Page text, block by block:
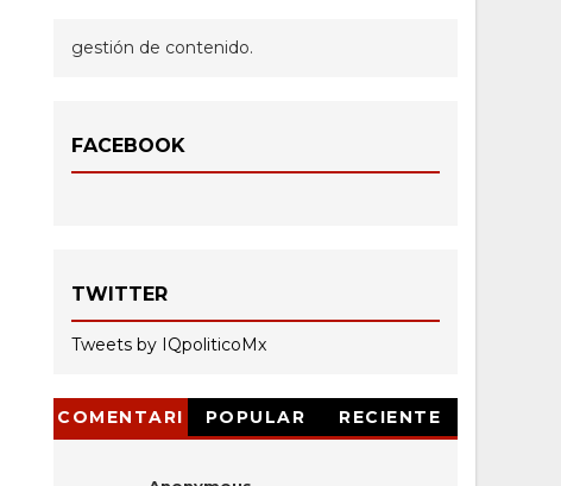
gestión de contenido.
FACEBOOK
TWITTER
Tweets by IQpoliticoMx
COMENTARI
POPULAR RECIENTE